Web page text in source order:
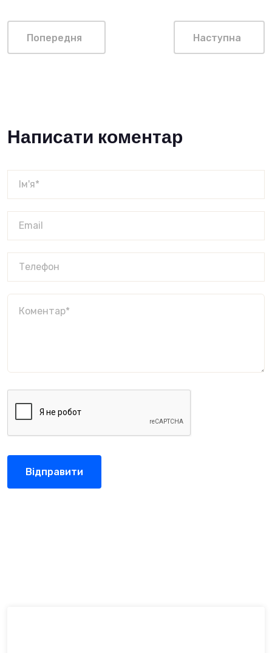
Попередня Наступна
Написати коментар
Відправити